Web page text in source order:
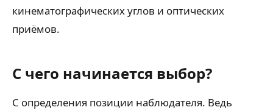
кинематографических углов и оптических
приёмов.
С чего начинается выбор?
С определения позиции наблюдателя. Ведь